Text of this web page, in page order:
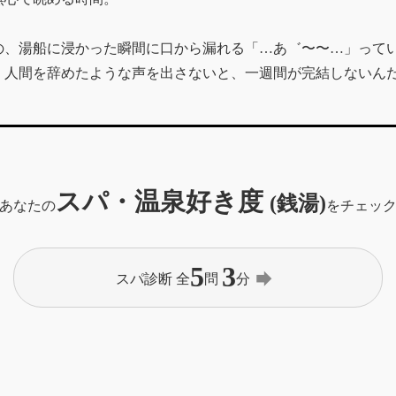
、湯船に浸かった瞬間に口から漏れる「…あ゛〜〜…」って
人間を辞めたような声を出さないと、一週間が完結しないん
あなたのスパ・温泉好き度 (銭湯)をチェック
スパ診断 全5問 3分 forward